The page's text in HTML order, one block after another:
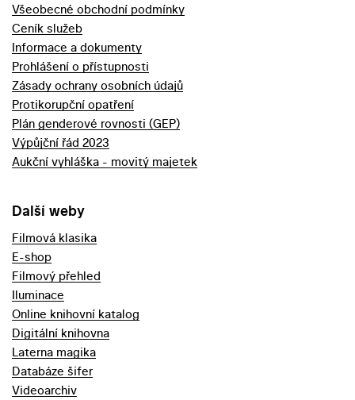
Všeobecné obchodní podmínky
Ceník služeb
Informace a dokumenty
Prohlášení o přístupnosti
Zásady ochrany osobních údajů
Protikorupční opatření
Plán genderové rovnosti (GEP)
Výpůjční řád 2023
Aukční vyhláška - movitý majetek
Další weby
Filmová klasika
E-shop
Filmový přehled
Iluminace
Online knihovní katalog
Digitální knihovna
Laterna magika
Databáze šifer
Videoarchiv